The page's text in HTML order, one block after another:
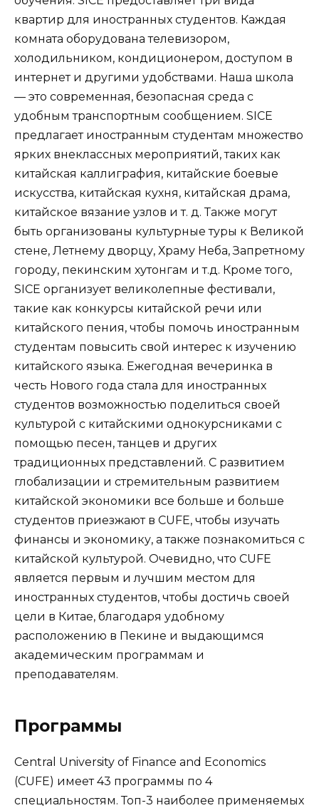
квартир для иностранных студентов. Каждая
комната оборудована телевизором,
холодильником, кондиционером, доступом в
интернет и другими удобствами. Наша школа
— это современная, безопасная среда с
удобным транспортным сообщением. SICE
предлагает иностранным студентам множество
ярких внеклассных мероприятий, таких как
китайская каллиграфия, китайские боевые
искусства, китайская кухня, китайская драма,
китайское вязание узлов и т. д. Также могут
быть организованы культурные туры к Великой
стене, Летнему дворцу, Храму Неба, Запретному
городу, пекинским хутонгам и т.д. Кроме того,
SICE организует великолепные фестивали,
такие как конкурсы китайской речи или
китайского пения, чтобы помочь иностранным
студентам повысить свой интерес к изучению
китайского языка. Ежегодная вечеринка в
честь Нового года стала для иностранных
студентов возможностью поделиться своей
культурой с китайскими однокурсниками с
помощью песен, танцев и других
традиционных представлений. С развитием
глобализации и стремительным развитием
китайской экономики все больше и больше
студентов приезжают в CUFE, чтобы изучать
финансы и экономику, а также познакомиться с
китайской культурой. Очевидно, что CUFE
является первым и лучшим местом для
иностранных студентов, чтобы достичь своей
цели в Китае, благодаря удобному
расположению в Пекине и выдающимся
академическим программам и
преподавателям.
Программы
Central University of Finance and Economics
(CUFE) имеет 43 программы по 4
специальностям. Топ-3 наиболее применяемых